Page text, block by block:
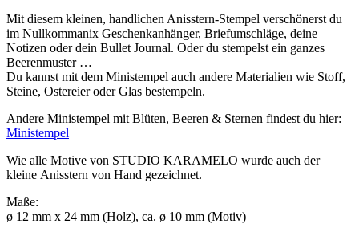
Mit diesem kleinen, handlichen Anisstern-Stempel verschönerst du
im Nullkommanix Geschenkanhänger, Briefumschläge, deine
Notizen oder dein Bullet Journal. Oder du stempelst ein ganzes
Beerenmuster …
Du kannst mit dem Ministempel auch andere Materialien wie Stoff,
Steine, Ostereier oder Glas bestempeln.
Andere Ministempel mit Blüten, Beeren & Sternen findest du hier:
Ministempel
Wie alle Motive von STUDIO KARAMELO wurde auch der
kleine Anisstern von Hand gezeichnet.
Maße:
ø 12 mm x 24 mm (Holz), ca. ø 10 mm (Motiv)